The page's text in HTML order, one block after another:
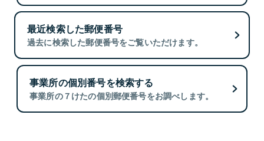
最近検索した郵便番号
過去に検索した郵便番号をご覧いただけます。
事業所の個別番号を検索する
事業所の７けたの個別郵便番号をお調べします。